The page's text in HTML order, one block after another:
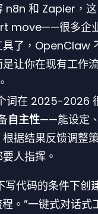
n8n 和 Zapier，这
move——很多企
具了，OpenClaw
让你在现有工作
词在 2025-2026
自主性——能设定
据结果反馈调整
人指挥。
代码的条件下创
。”一键式对话式